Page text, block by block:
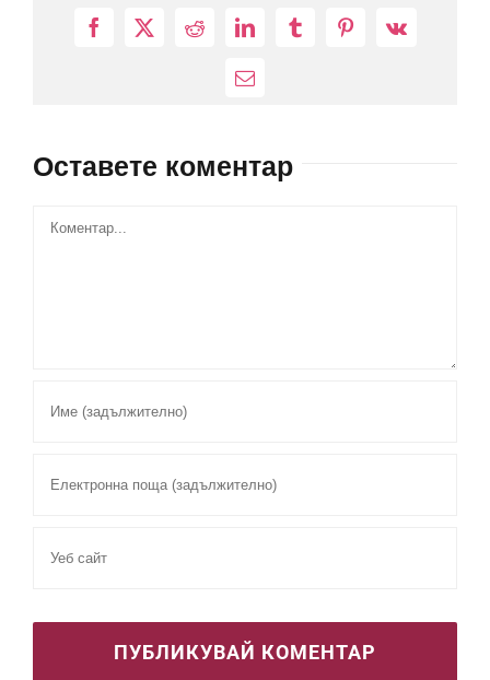
Facebook
X RedditLinkedInTumblrPinterest
Vk
Електронна
Оставете коментар